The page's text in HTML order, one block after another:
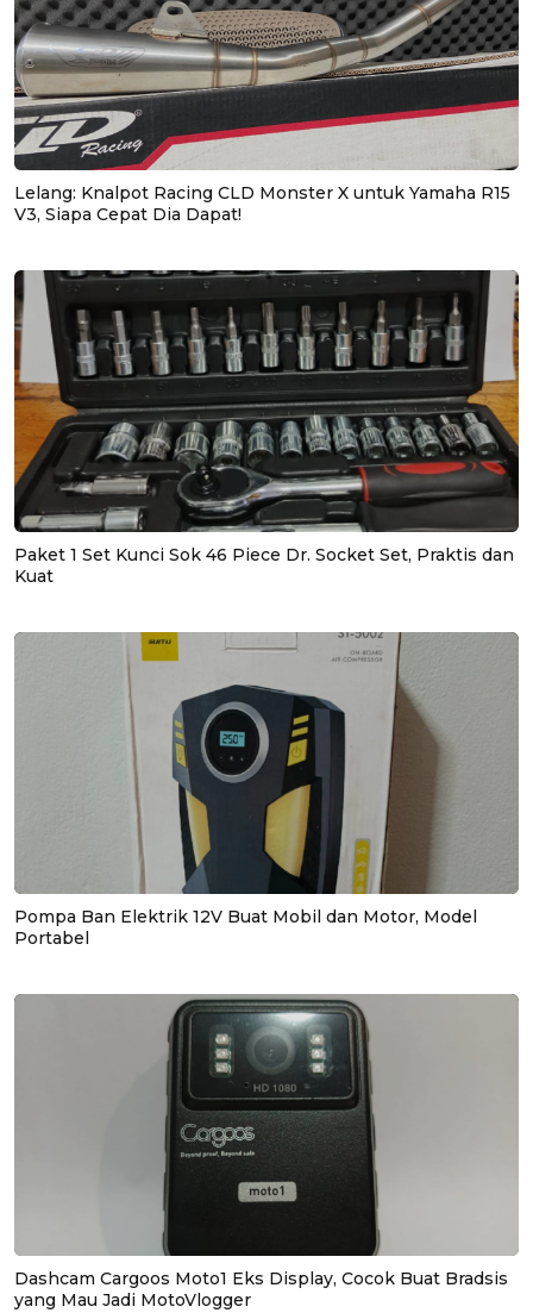
Lelang: Knalpot Racing CLD Monster X untuk Yamaha R15
V3, Siapa Cepat Dia Dapat!
Paket 1 Set Kunci Sok 46 Piece Dr. Socket Set, Praktis dan
Kuat
Pompa Ban Elektrik 12V Buat Mobil dan Motor, Model
Portabel
Dashcam Cargoos Moto1 Eks Display, Cocok Buat Bradsis
yang Mau Jadi MotoVlogger